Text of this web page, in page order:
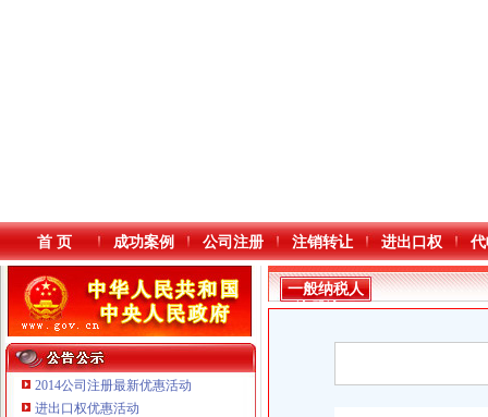
首 页 成功案例 公司注册 注销转让 进出口权
2014公司注册最新优惠活动
进出口权优惠活动
一般纳税人
注册流程